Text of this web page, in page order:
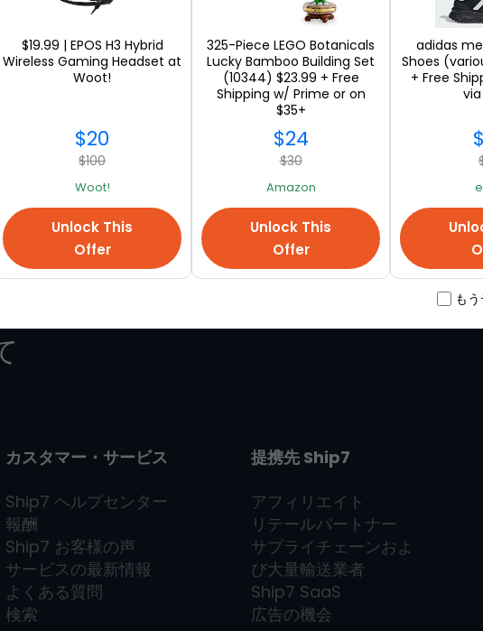
すべて見る
カスタマー・サービス
Ship7 ヘルプセンター
報酬
Ship7 お客様の声
サービスの最新情報
よくある質問
検索
提携先 Ship7
アフィリエイト
リテールパートナー
サプライチェーンおよ
び大量輸送業者
Ship7 SaaS
広告の機会
$19.99 | EPOS H3 Hybrid
Wireless Gaming Headset at
Woot!
$20
$100
Woot!
Unlock This
Offer
325-Piece LEGO Botanicals
Lucky Bamboo Building Set
(10344) $23.99 + Free
Shipping w/ Prime or on
$35+
$24
$30
Amazon
Unlock This
Offer
adidas
Shoes
+ Free
も